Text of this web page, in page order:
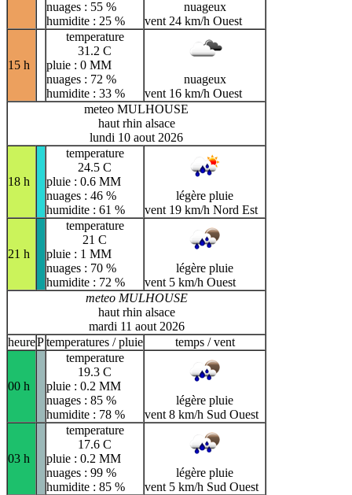
nuages : 55 %
humidite : 25 %
nuageux
vent 24 km/h Ouest
15 h
temperature
31.2 C
pluie : 0 MM
nuages : 72 %
humidite : 33 %
nuageux
vent 16 km/h Ouest
meteo MULHOUSE
haut rhin alsace
lundi 10 aout 2026
18 h
temperature
24.5 C
pluie : 0.6 MM
nuages : 46 %
humidite : 61 %
légère pluie
vent 19 km/h Nord Est
21 h
temperature
21 C
pluie : 1 MM
nuages : 70 %
humidite : 72 %
légère pluie
vent 5 km/h Ouest
meteo MULHOUSE
haut rhin alsace
mardi 11 aout 2026
heurePtemperatures / pluie temps / vent
00 h
temperature
19.3 C
pluie : 0.2 MM
nuages : 85 %
humidite : 78 %
légère pluie
vent 8 km/h Sud Ouest
03 h
temperature
17.6 C
pluie : 0.2 MM
nuages : 99 %
humidite : 85 %
légère pluie
vent 5 km/h Sud Ouest